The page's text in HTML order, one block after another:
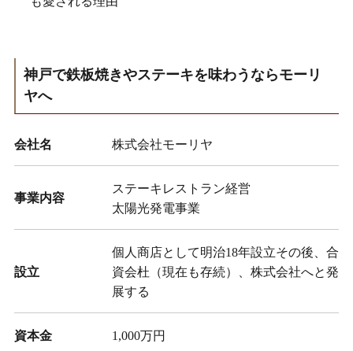
神戸で鉄板焼きやステーキを味わうならモーリ
ヤへ
会社名 株式会社モーリヤ
事業内容
ステーキレストラン経営
太陽光発電事業
設立
個人商店として明治18年設立その後、合
資会杜（現在も存続）、株式会社へと発
展する
資本金 1,000万円